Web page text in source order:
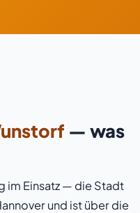
— was
im Einsatz — die Stadt
und ist über die